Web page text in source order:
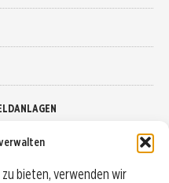
bieten, verwenden wir